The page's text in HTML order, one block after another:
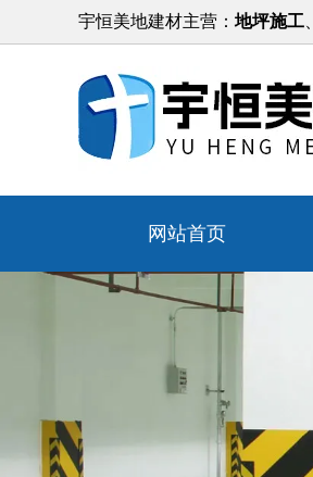
宇恒美地建材主营： 地坪施工
网站首页